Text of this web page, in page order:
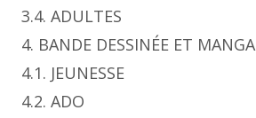
3.4. ADULTES
4. BANDE DESSINÉE ET MANGA
4.1. JEUNESSE
4.2. ADO